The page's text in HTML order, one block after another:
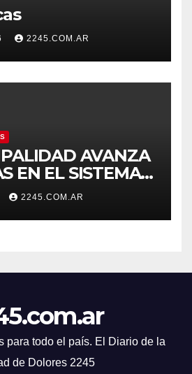
2245.COM.AR
AVANZA
EN EL SISTEMA
DOLORES
2245.COM.AR
para todo el país. El Diario de la
de Dolores 2245